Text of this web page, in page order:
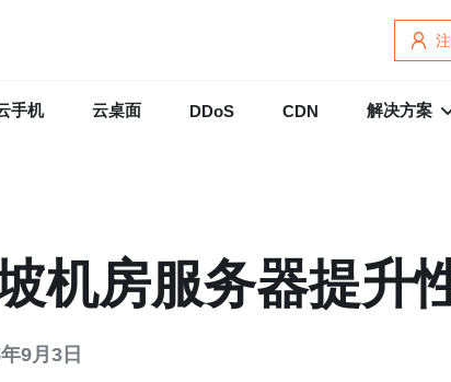
手机 云桌面 DDoS CDN 解决方案
机房服务器提升
9月3日